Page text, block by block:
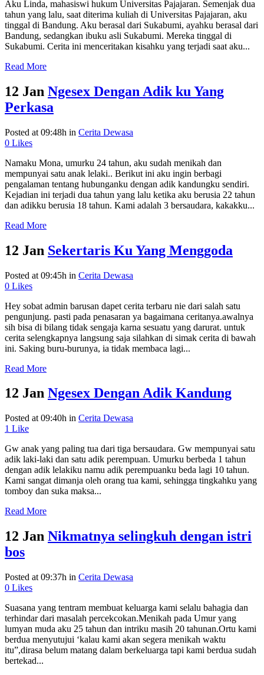
Aku Linda, mahasiswi hukum Universitas Pajajaran. Semenjak dua
tahun yang lalu, saat diterima kuliah di Universitas Pajajaran, aku
tinggal di Bandung. Aku berasal dari Sukabumi, ayahku berasal dari
Bandung, sedangkan ibuku asli Sukabumi. Mereka tinggal di
Sukabumi. Cerita ini menceritakan kisahku yang terjadi saat aku...
Read More
12 Jan Ngesex Dengan Adik ku Yang
Perkasa
Posted at 09:48h in Cerita Dewasa
0 Likes
Namaku Mona, umurku 24 tahun, aku sudah menikah dan
mempunyai satu anak lelaki.. Berikut ini aku ingin berbagi
pengalaman tentang hubunganku dengan adik kandungku sendiri.
Kejadian ini terjadi dua tahun yang lalu ketika aku berusia 22 tahun
dan adikku berusia 18 tahun. Kami adalah 3 bersaudara, kakakku...
Read More
12 Jan Sekertaris Ku Yang Menggoda
Posted at 09:45h in Cerita Dewasa
0 Likes
Hey sobat admin barusan dapet cerita terbaru nie dari salah satu
pengunjung. pasti pada penasaran ya bagaimana ceritanya.awalnya
sih bisa di bilang tidak sengaja karna sesuatu yang darurat. untuk
cerita selengkapnya langsung saja silahkan di simak cerita di bawah
ini. Saking buru-burunya, ia tidak membaca lagi...
Read More
12 Jan Ngesex Dengan Adik Kandung
Posted at 09:40h in Cerita Dewasa
1 Like
Gw anak yang paling tua dari tiga bersaudara. Gw mempunyai satu
adik laki-laki dan satu adik perempuan. Umurku berbeda 1 tahun
dengan adik lelakiku namu adik perempuanku beda lagi 10 tahun.
Kami sangat dimanja oleh orang tua kami, sehingga tingkahku yang
tomboy dan suka maksa...
Read More
12 Jan Nikmatnya selingkuh dengan istri
bos
Posted at 09:37h in Cerita Dewasa
0 Likes
Suasana yang tentram membuat keluarga kami selalu bahagia dan
terhindar dari masalah percekcokan.Menikah pada Umur yang
lumyan muda aku 25 tahun dan intriku masih 20 tahunan.Ortu kami
berdua menyutujui ‘kalau kami akan segera menikah waktu
itu”,dirasa belum matang dalam berkeluarga tapi kami berdua sudah
bertekad...